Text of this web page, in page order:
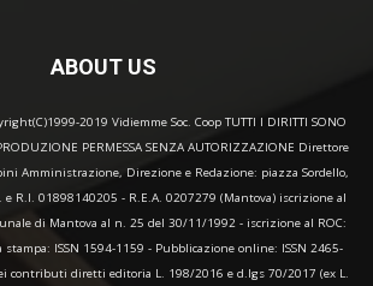
ABOUT US
2019 Vidiemme Soc. Coop TUTTI I DIRITTI SONO
PERMESSA SENZA AUTORIZZAZIONE Direttore
Amministrazione, Direzione e Redazione: piazza Sordello,
e R.I. 01898140205 - R.E.A. 0207279 (Mantova) iscrizione al
di Mantova al n. 25 del 30/11/1992 - iscrizione al ROC:
ISSN 1594-1159 - Pubblicazione online: ISSN 2465-
contributi diretti editoria L. 198/2016 e d.lgs 70/2017 (ex L.